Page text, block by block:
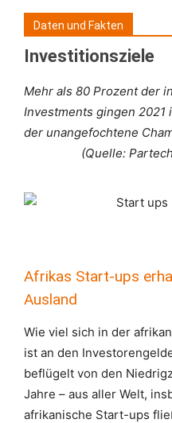
Daten und Fakten
Investitionsziele
Mehr als 80 Prozent der
Investments gingen 2021
der unangefochtene
(Quelle:
Afrikas Start-ups
Ausland
Wie viel sich in der
ist an den
beflügelt von den
Jahre – aus aller Welt,
afrikanische Start-ups